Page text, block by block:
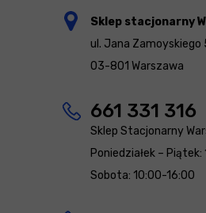
Sklep stacjonarny
ul. Jana Zamoyskiego
03-801 Warszawa
661 331 316
Sklep Stacjonarny
Poniedziałek –
Sobota: 10:00-16:00